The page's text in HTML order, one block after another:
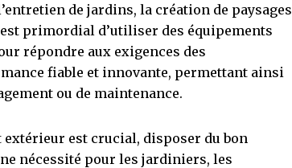
de jardins, la création de paysages
primordial d’utiliser des équipements
répondre aux exigences des
fiable et innovante, permettant ainsi
ou de maintenance.
extérieur est crucial, disposer du bon
nécessité pour les jardiniers, les